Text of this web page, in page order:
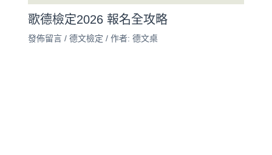
歌德檢定2026 報名全攻略
發佈留言 / 德文檢定 / 作者: 德文桌